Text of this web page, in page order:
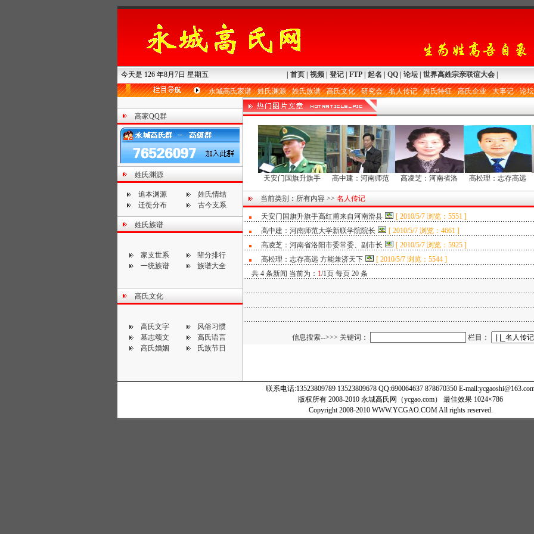
今天是 126 年8月7日 星期五 首页 视频 登记 FTP 起名 QQ 论坛 世界高姓宗亲联谊大会
· 永城高氏家谱 · 姓氏渊源 · 姓氏族谱 · 高氏文化 · 研究会 · 名人传记 · 姓氏特征 · 高氏企业 · 大事记 · 论坛
高家QQ群
姓氏渊源
追本渊源
姓氏情结
迁徙分布
古今支系
姓氏族谱
家支世系
辈分排行
一统族谱
族谱大全
高氏文化
高氏文字
风俗习惯
墓志颂文
高氏语言
高氏婚姻
氏族节日
天安门国旗升旗手 高中建：河南师范 高凌芝：河南省洛 高松理：志存高远
当前类别： 所有内容 >> 名人传记
天安门国旗升旗手高红甫来自河南滑县 [ 2010/5/7 浏览：5551 ]
高中建：河南师范大学新联学院院长
[ 2010/5/7 浏览：4661 ]
高凌芝：河南省洛阳市委常委、副市长
[ 2010/5/7 浏览：5925 ]
高松理：志存高远 方能兼济天下
[ 2010/5/7 浏览：5544 ]
共 4 条新闻 当前为： 1/1页 每页 20 条
信息搜索-->>> 关键词： 栏目：
联系电话:13523809789 13523809678 QQ:690064637 878670350 E-
版权所有 2008-2010 永城高氏网（ycgao.com） 最佳效果 1024×786
Copyright 2008-2010 WWW.YCGAO.COM All rights reserved.